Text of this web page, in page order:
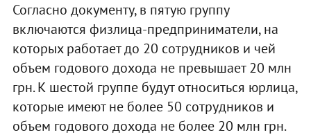
Согласно документу, в пятую группу
включаются физлица-предприниматели, на
которых работает до 20 сотрудников и чей
объем годового дохода не превышает 20 млн
грн. К шестой группе будут относиться юрлица,
которые имеют не более 50 сотрудников и
объем годового дохода не более 20 млн грн.